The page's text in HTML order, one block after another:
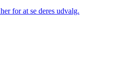
for at se deres udvalg.